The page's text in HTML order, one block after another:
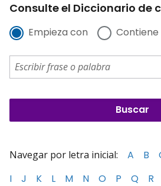
Consulte el Diccionario de
Empieza con Contiene
Navegar por letra inicial: A B
I
J K L M N O P Q R